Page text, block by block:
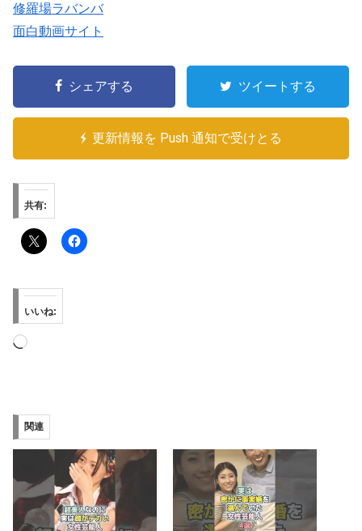
修羅場ラバンバ
面白動画サイト
シェアする ツイートする
更新情報を Push 通知で受けとる
共有:
いいね:
読
み
中…
関連